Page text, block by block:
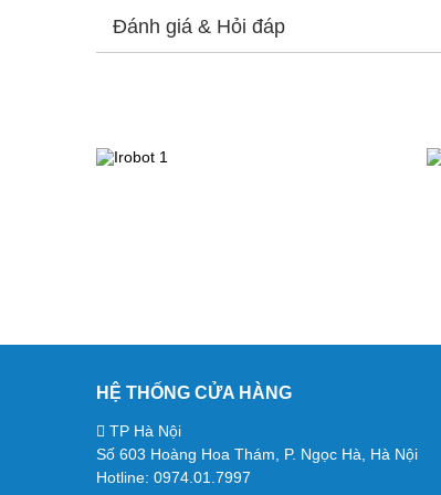
Đánh giá & Hỏi đáp
HỆ THỐNG CỬA HÀNG
TP Hà Nội
Số 603 Hoàng Hoa Thám, P. Ngọc Hà, Hà Nội
Hotline: 0974.01.7997